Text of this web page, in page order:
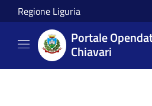
Salta al contenuto principale
Regione Liguria
Portale
Chiavari